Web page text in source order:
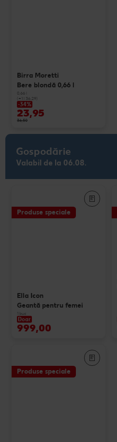
Birra Moretti
Bere blondă 0,66 l
0,66 l
(=1 l 36.29)
-34%
23,95
36,50
Gospodărie
Valabil de la 06.08.
Produse speciale
Ella Icon
Geantă pentru femei
1 buc
Doar
999,00
Produse speciale